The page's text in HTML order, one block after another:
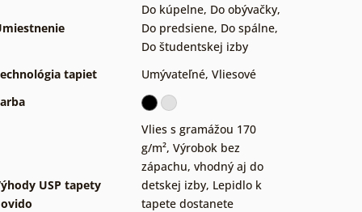
Do kúpelne, Do obývačky,
Do predsiene, Do spálne,
Do študentskej izby
tapiet
Umývateľné, Vliesové
USP tapety
Vlies s gramážou 170
g/m², Výrobok bez
zápachu, vhodný aj do
detskej izby, Lepidlo k
tapete dostanete